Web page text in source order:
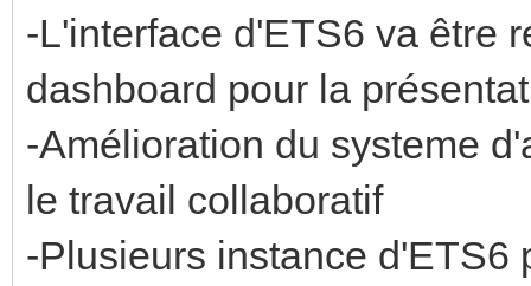
-L'interface d'ETS6 va être
dashboard pour la
-Amélioration du systeme
le travail collaboratif
-Plusieurs instance d'ETS6